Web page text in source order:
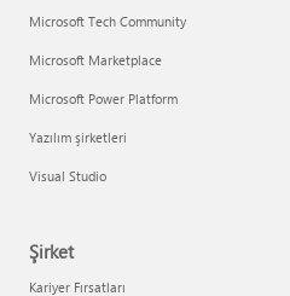
Microsoft Tech Community
Microsoft Marketplace
Microsoft Power Platform
Yazılım şirketleri
Visual Studio
Şirket
Kariyer Fırsatları